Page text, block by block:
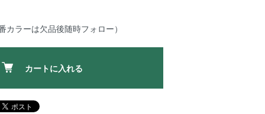
カラーは欠品後随時フォロー）
カートに入れる